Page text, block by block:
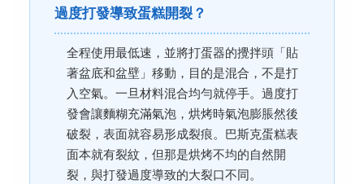
過度打發導致蛋糕開裂？
全程使用最低速，並將打蛋器的攪拌頭「貼
著盆底和盆壁」移動，目的是混合，不是打
入空氣。一旦材料混合均勻就停手。過度打
發會讓麵糊充滿氣泡，烘烤時氣泡膨脹然後
破裂，表面就容易形成裂痕。巴斯克蛋糕表
面本就有裂紋，但那是烘烤不均的自然開
裂，與打發過度導致的大裂口不同。